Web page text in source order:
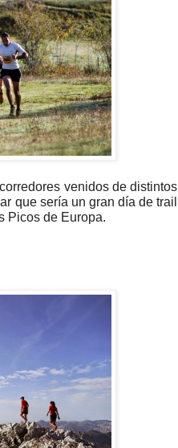
venidos de distintos
que sería un gran día de trail
Picos de Europa.